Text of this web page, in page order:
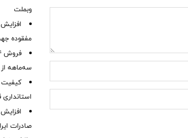
وبملت
مفقوده
سه‌ماهه از 81 همت
کیفیت
صادرات